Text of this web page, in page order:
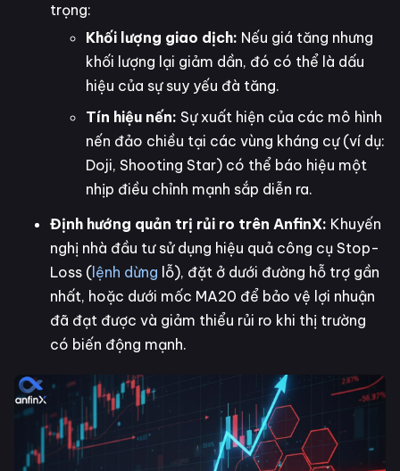
trọng:
Khối lượng giao dịch: Nếu giá tăng nhưng
khối lượng lại giảm dần, đó có thể là dấu
hiệu của sự suy yếu đà tăng.
Tín hiệu nến: Sự xuất hiện của các mô hình
nến đảo chiều tại các vùng kháng cự (ví dụ:
Doji, Shooting Star) có thể báo hiệu một
nhịp điều chỉnh mạnh sắp diễn ra.
Định hướng quản trị rủi ro trên AnfinX: Khuyến
nghị nhà đầu tư sử dụng hiệu quả công cụ Stop-
Loss ( lệnh dừng lỗ), đặt ở dưới đường hỗ trợ gần
nhất, hoặc dưới mốc MA20 để bảo vệ lợi nhuận
đã đạt được và giảm thiểu rủi ro khi thị trường
có biến động mạnh.